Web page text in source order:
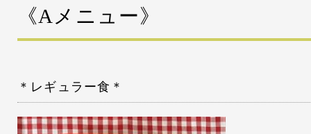
《Aメニュー》
＊レギュラー食＊